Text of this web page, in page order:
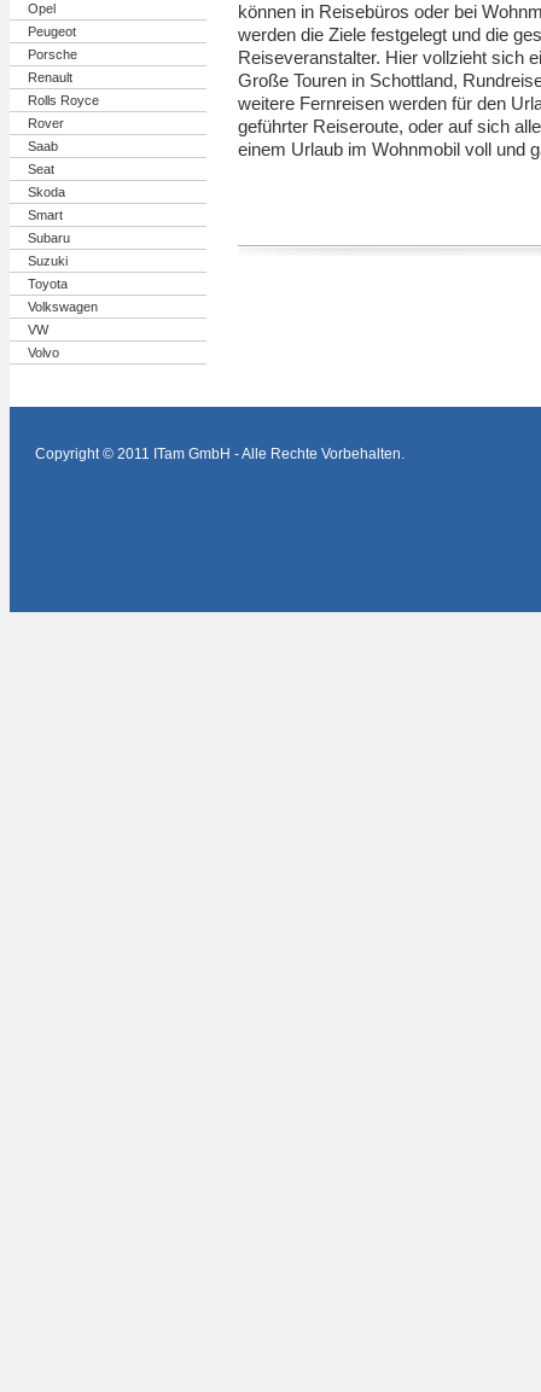
Opel
Peugeot
Porsche
Renault
Rolls Royce
Rover
Saab
Seat
Skoda
Smart
Subaru
Suzuki
Toyota
Volkswagen
VW
Volvo
können in Reisebüros oder bei
werden die Ziele festgelegt und die
Reiseveranstalter. Hier vollzieht sich
Große Touren in Schottland,
weitere Fernreisen werden für den
geführter Reiseroute, oder auf sich
einem Urlaub im Wohnmobil voll und
Copyright © 2011 ITam GmbH - Alle Rechte Vorbehalten.